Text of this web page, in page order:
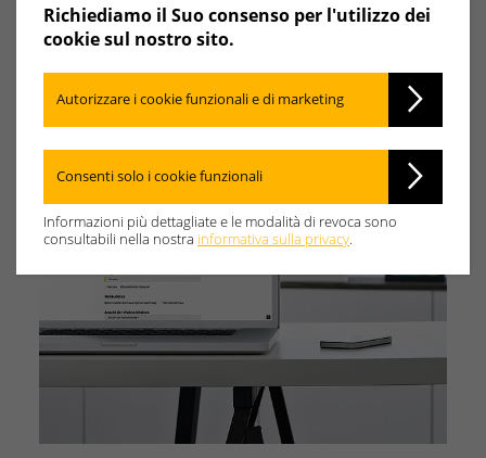
Richiediamo il Suo consenso per l'utilizzo dei
cookie sul nostro sito.
Autorizzare i cookie funzionali e di marketing
Consenti solo i cookie funzionali
Informazioni più dettagliate e le modalità di revoca sono
consultabili nella nostra informativa sulla privacy.